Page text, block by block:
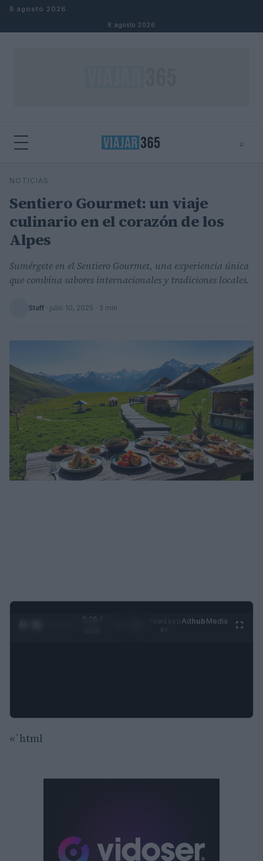
Saltar al contenido
8 agosto 2026
8 agosto 2026
⌕
Buscar
NOTICIAS
Sentiero Gourmet: un viaje
culinario en el corazón de los
Alpes
Sumérgete en el Sentiero Gourmet, una experiencia única
que combina sabores internacionales y tradiciones locales.
Staff · julio 10, 2025 · 3 min
0:29 /
Adhub Media
«`html